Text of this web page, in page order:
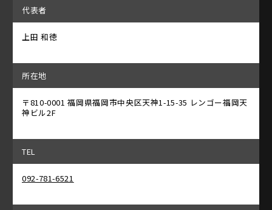
代表者
上田 和徳
所在地
〒810-0001 福岡県福岡市中央区天神1-15-35 レンゴー福岡天
神ビル2F
TEL
092-781-6521